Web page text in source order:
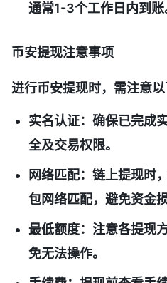
通常1-3个工作日内到账
币安提现注意事项
进行币安提现时，需注意以
实名认证：确保已完成
全及交易权限。
网络匹配：链上提现时
包网络匹配，避免资金损
最低额度：注意各提现
免无法操作。